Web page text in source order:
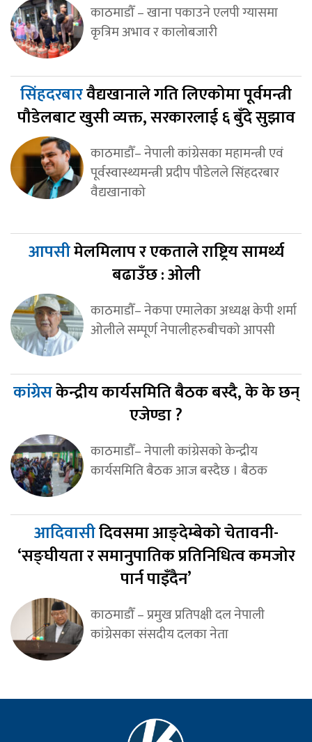
काठमाडौँ – खाना पकाउने एलपी ग्यासमा
कृत्रिम अभाव र कालोबजारी
सिंहदरबारवैद्यखानाले गति लिएकोमा पूर्वमन्त्री
पौडेलबाट खुसी व्यक्त, सरकारलाई ६ बुँदे सुझाव
काठमाडौँ– नेपाली कांग्रेसका महामन्त्री एवं
पूर्वस्वास्थ्यमन्त्री प्रदीप पौडेलले सिंहदरबार
वैद्यखानाको
आपसीमेलमिलाप र एकताले राष्ट्रिय सामर्थ्य
बढाउँछ : ओली
काठमाडौँ– नेकपा एमालेका अध्यक्ष केपी शर्मा
ओलीले सम्पूर्ण नेपालीहरुबीचको आपसी
कांग्रेसकेन्द्रीय कार्यसमिति बैठक बस्दै, के के छन्
एजेण्डा ?
काठमाडौँ– नेपाली कांग्रेसको केन्द्रीय
कार्यसमिति बैठक आज बस्दैछ । बैठक
आदिवासीदिवसमा आङ्देम्बेको चेतावनी-
‘सङ्घीयता र समानुपातिक प्रतिनिधित्व कमजोर
पार्न पाइँदैन’
काठमाडौँ – प्रमुख प्रतिपक्षी दल नेपाली
कांग्रेसका संसदीय दलका नेता